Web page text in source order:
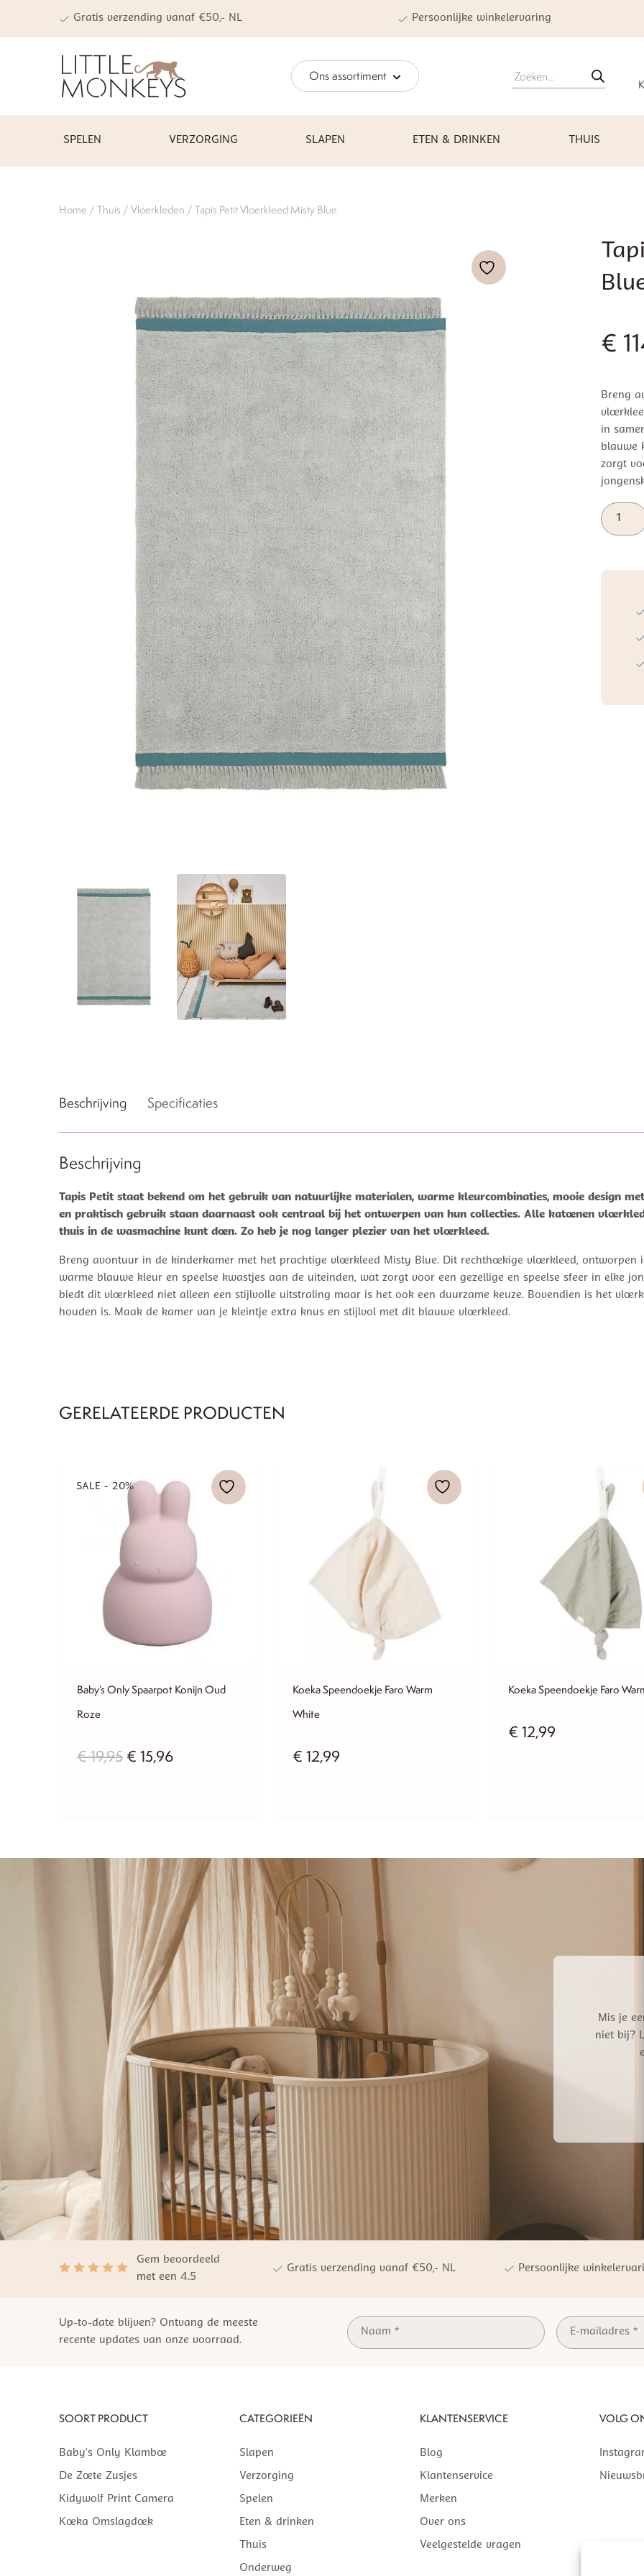
Gratis verzending vanaf €50,- NL Persoonlijke winkelervaring
Ons assortiment Producten
zoeken
SPELEN VERZORGING SLAPEN ETEN & DRINKEN THUIS
Home / Thuis / Vloerkleden / Tapis Petit Vloerkleed Misty Blue
€
Breng
in
blauwe
zorgt
Tapis
Petit
Blue
Beschrijving Specificaties
Beschrijving
Tapis Petit staat bekend om het gebruik van natuurlijke materialen, warme kleurcombinaties, mooie design
en praktisch gebruik staan daarnaast ook centraal bij het ontwerpen van hun collecties. Alle katoenen
thuis in de wasmachine kunt doen. Zo heb je nog langer plezier van het vloerkleed.
Breng avontuur in de kinderkamer met het prachtige vloerkleed Misty Blue. Dit rechthoekige vloerkleed,
warme blauwe kleur en speelse kwastjes aan de uiteinden, wat zorgt voor een gezellige en speelse sfeer in elke
biedt dit vloerkleed niet alleen een stijlvolle uitstraling maar is het ook een duurzame keuze. Bovendien is het
houden is. Maak de kamer van je kleintje extra knus en stijlvol met dit blauwe vloerkleed.
GERELATEERDE PRODUCTEN
SALE - 20%
Baby’s Only Spaarpot Konijn Oud
Roze
€19,95 Oorspronkelijke
€ 15,96Huidige
Koeka Speendoekje Faro Warm
White
€ 12,99
Koeka Speendoekje Faro
€ 12,99
Mis je
niet bij?
Gem beoordeeld
met een 4.5
Gratis verzending vanaf €50,- NL Persoonlijke
Up-to-date blijven? Ontvang de meeste
recente updates van onze voorraad.
SOORT PRODUCT
Baby’s Only Klamboe
De Zoete Zusjes
Kidywolf Print Camera
Koeka Omslagdoek
CATEGORIEËN
Slapen
Verzorging
Spelen
Eten & drinken
Thuis
Onderweg
KLANTENSERVICE
Blog
Klantenservice
Merken
Over ons
Veelgestelde vragen
VOLG